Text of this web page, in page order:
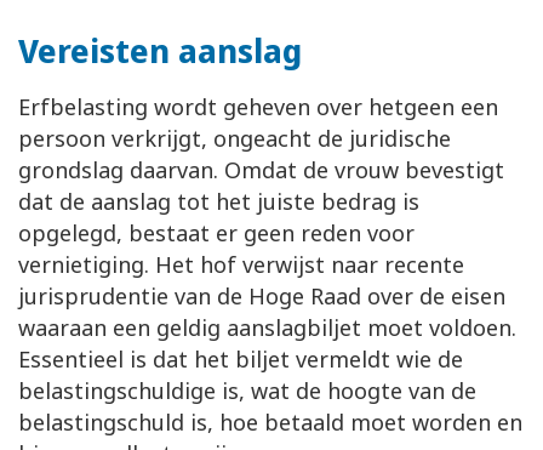
Vereisten aanslag
Erfbelasting wordt geheven over hetgeen een
persoon verkrijgt, ongeacht de juridische
grondslag daarvan. Omdat de vrouw bevestigt
dat de aanslag tot het juiste bedrag is
opgelegd, bestaat er geen reden voor
vernietiging. Het hof verwijst naar recente
jurisprudentie van de Hoge Raad over de eisen
waaraan een geldig aanslagbiljet moet voldoen.
Essentieel is dat het biljet vermeldt wie de
belastingschuldige is, wat de hoogte van de
belastingschuld is, hoe betaald moet worden en